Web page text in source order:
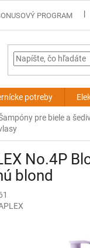
PROGRAM
potreby
pre biele a
No.4P
blond